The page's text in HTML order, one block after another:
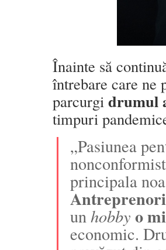
Înainte să
întrebare care ne
parcurgi drumul
timpuri
„Pasiunea
principala
unhobby o
economic.